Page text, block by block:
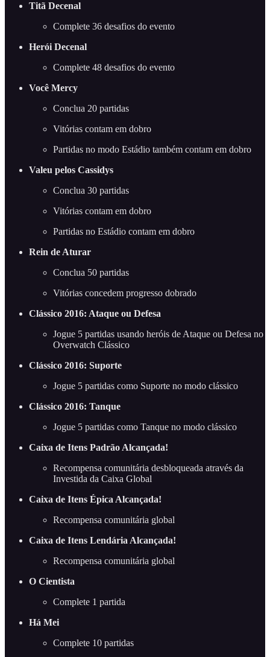
Titã Decenal
Complete 36 desafios do evento
Herói Decenal
Complete 48 desafios do evento
Você Mercy
Conclua 20 partidas
Vitórias contam em dobro
Partidas no modo Estádio também contam em dobro
Valeu pelos Cassidys
Conclua 30 partidas
Vitórias contam em dobro
Partidas no Estádio contam em dobro
Rein de Aturar
Conclua 50 partidas
Vitórias concedem progresso dobrado
Clássico 2016: Ataque ou Defesa
Jogue 5 partidas usando heróis de Ataque ou Defesa no
Overwatch Clássico
Clássico 2016: Suporte
Jogue 5 partidas como Suporte no modo clássico
Clássico 2016: Tanque
Jogue 5 partidas como Tanque no modo clássico
Caixa de Itens Padrão Alcançada!
Recompensa comunitária desbloqueada através da
Investida da Caixa Global
Caixa de Itens Épica Alcançada!
Recompensa comunitária global
Caixa de Itens Lendária Alcançada!
Recompensa comunitária global
O Cientista
Complete 1 partida
Há Mei
Complete 10 partidas